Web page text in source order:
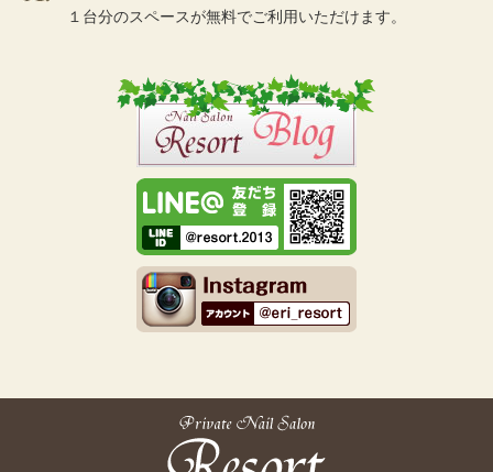
１台分のスペースが無料でご利用いただけます。